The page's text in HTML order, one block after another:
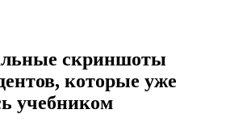
скриншоты
которые уже
учебником